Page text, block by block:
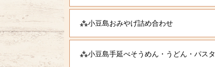
⁂小豆島おみやげ詰め合わせ
⁂小豆島手延べそうめん・うどん・パスタ